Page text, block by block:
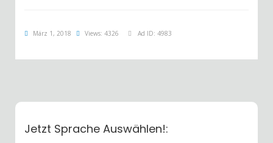
März 1, 2018 Views: 4326 Ad ID: 4983
Jetzt Sprache Auswählen!: